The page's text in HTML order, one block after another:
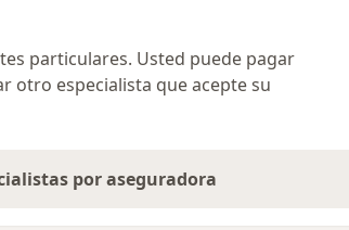
particulares. Usted puede pagar
otro especialista que acepte su
por aseguradora